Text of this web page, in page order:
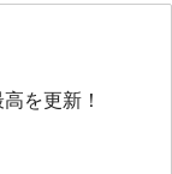
を更新！